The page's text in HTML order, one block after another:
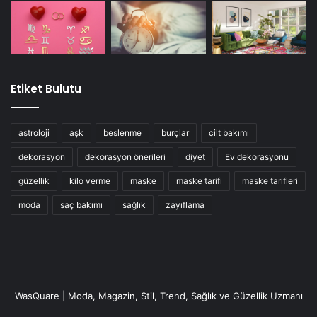
konuşun veya sigara bıraktırma polikliniğinden yardım
alarak sigarayı bırakma konusunda uzmanlaşmış program
başlatın. Sadece ılımlı derecede alkol alın ve eğlence
amaçlı uyuşturucu kullanmaktan kaçının.
Rahatlamanın ve dinlenmenin yollarını bulun. İşiniz günlük
Etiket Bulutu
astroloji aşk beslenme burçlar cilt bakımı
dekorasyon dekorasyon önerileri diyet Ev dekorasyonu
güzellik kilo verme maske maske tarifi maske tarifleri
moda saç bakımı sağlık zayıflama
WasQuare | Moda, Magazin, Stil, Trend, Sağlık ve Güzellik Uzmanı